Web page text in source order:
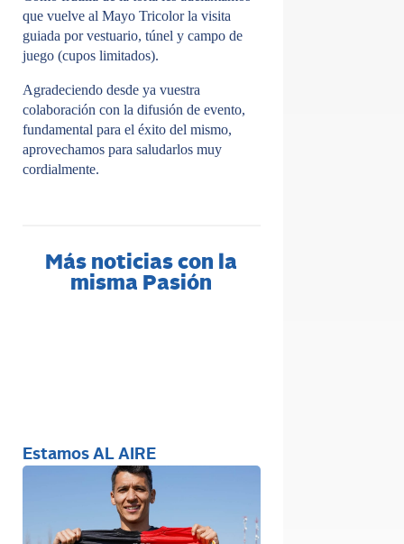
que vuelve al Mayo Tricolor la visita
guiada por vestuario, túnel y campo de
juego (cupos limitados).
Agradeciendo desde ya vuestra
colaboración con la difusión de evento,
fundamental para el éxito del mismo,
aprovechamos para saludarlos muy
cordialmente.
Más noticias con la
misma Pasión
Estamos AL AIRE